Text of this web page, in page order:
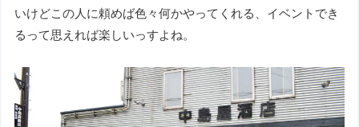
いけどこの人に頼めば色々何かやってくれる、イベントでき
るって思えれば楽しいっすよね。